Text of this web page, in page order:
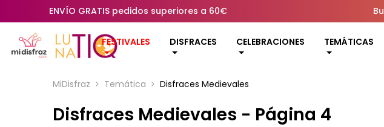
ENVÍO GRATIS pedidos superiores a 60€
FESTIVALES DISFRACES CELEBRACIONES TEMÁTICAS
MiDisfraz Temática Disfraces Medievales
Disfraces Medievales - Página 4